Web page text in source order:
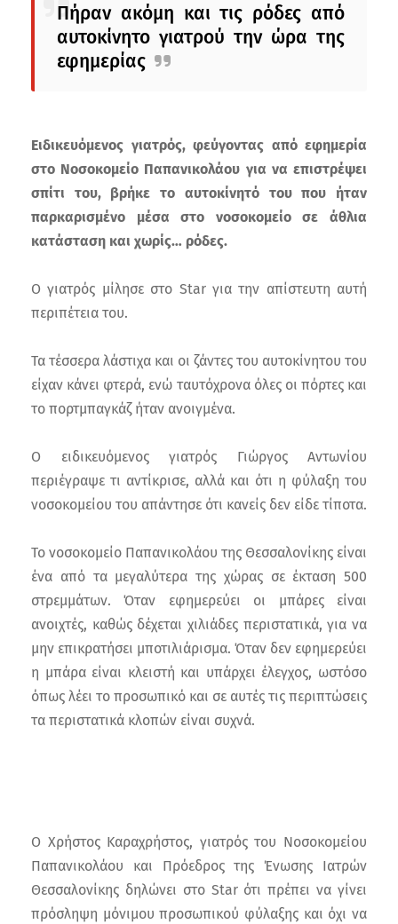
Πήραν ακόμη και τις ρόδες από
αυτοκίνητο γιατρού την ώρα της
εφημερίας
Ειδικευόμενος γιατρός, φεύγοντας από εφημερία
στο Νοσοκομείο Παπανικολάου για να επιστρέψει
σπίτι του, βρήκε το αυτοκίνητό του που ήταν
παρκαρισμένο μέσα στο νοσοκομείο σε άθλια
κατάσταση και χωρίς… ρόδες.
Ο γιατρός μίλησε στο Star για την απίστευτη αυτή
περιπέτεια του.
Τα τέσσερα λάστιχα και οι ζάντες του αυτοκίνητου του
είχαν κάνει φτερά, ενώ ταυτόχρονα όλες οι πόρτες και
το πορτμπαγκάζ ήταν ανοιγμένα.
Ο ειδικευόμενος γιατρός Γιώργος Αντωνίου
περιέγραψε τι αντίκρισε, αλλά και ότι η φύλαξη του
νοσοκομείου του απάντησε ότι κανείς δεν είδε τίποτα.
Το νοσοκομείο Παπανικολάου της Θεσσαλονίκης είναι
ένα από τα μεγαλύτερα της χώρας σε έκταση 500
στρεμμάτων. Όταν εφημερεύει οι μπάρες είναι
ανοιχτές, καθώς δέχεται χιλιάδες περιστατικά, για να
μην επικρατήσει μποτιλιάρισμα. Όταν δεν εφημερεύει
η μπάρα είναι κλειστή και υπάρχει έλεγχος, ωστόσο
όπως λέει το προσωπικό και σε αυτές τις περιπτώσεις
τα περιστατικά κλοπών είναι συχνά.
Ο Χρήστος Καραχρήστος, γιατρός του Νοσοκομείου
Παπανικολάου και Πρόεδρος της Ένωσης Ιατρών
Θεσσαλονίκης δηλώνει στο Star ότι πρέπει να γίνει
πρόσληψη μόνιμου προσωπικού φύλαξης και όχι να